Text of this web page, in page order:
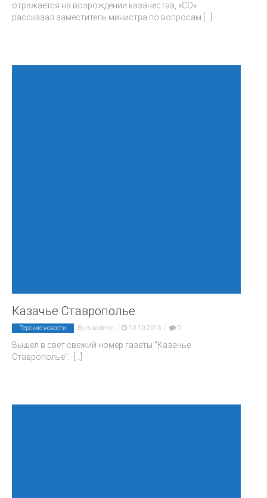
отражается на возрождении казачества, «СО»
рассказал заместитель министра по вопросам
Казачье Ставрополье
Терские новости By rsaadmin | 10.10.2016 | 0
Вышел в свет свежий номер газеты "Казачье
Ставрополье".